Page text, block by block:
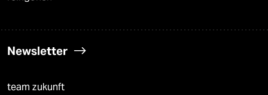
Newsletter
team zukunft